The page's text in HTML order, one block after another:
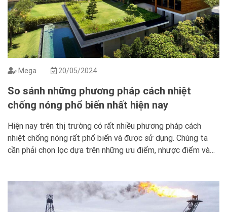
Mega 20/05/2024
So sánh những phương pháp cách nhiệt
chống nóng phổ biến nhất hiện nay
Hiện nay trên thị trường có rất nhiều phương pháp cách
nhiệt chống nóng rất phổ biến và được sử dụng. Chúng ta
cần phải chọn lọc dựa trên những ưu điểm, nhược điểm và